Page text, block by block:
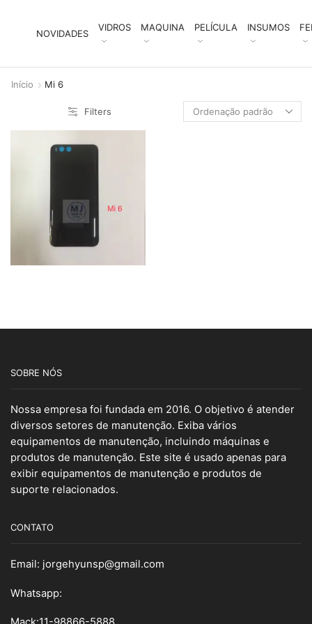
NOVIDADES
VIDROS MAQUINA PELÍCULA INSUMOS
Início Mi 6
Filters
SOBRE NÓS
Nossa empresa foi fundada em 2016. O objetivo é atender
diversos setores de manutenção. Exiba vários
equipamentos de manutenção, incluindo máquinas e
produtos de manutenção. Este site é usado apenas para
exibir equipamentos de manutenção e produtos de
suporte relacionados.
CONTATO
Email: jorgehyunsp@gmail.com
Whatsapp: